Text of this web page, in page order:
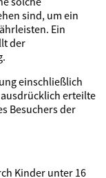
sind, um ein
Ein
der
einschließlich
erteilte
Besuchers der
Kinder unter 16